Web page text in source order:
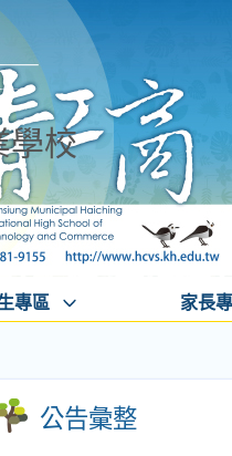
學校
專區 家長
公告彙整